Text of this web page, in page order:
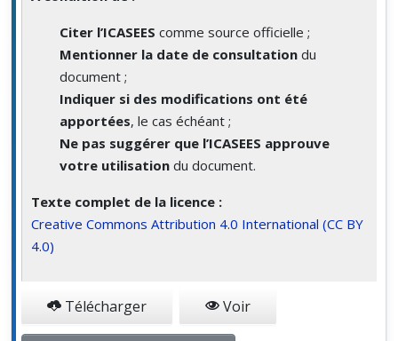
Citer l’ICASEES comme source officielle ;
Mentionner la date de consultation du
document ;
Indiquer si des modifications ont été
apportées, le cas échéant ;
Ne pas suggérer que l’ICASEES approuve
votre utilisation du document.
Texte complet de la licence :
Creative Commons Attribution 4.0 International (CC BY
4.0)
Télécharger Voir